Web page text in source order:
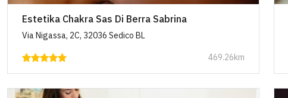
Estetika Chakra Sas Di Berra Sabrina
Via Nigassa, 2C, 32036 Sedico BL
469.26km